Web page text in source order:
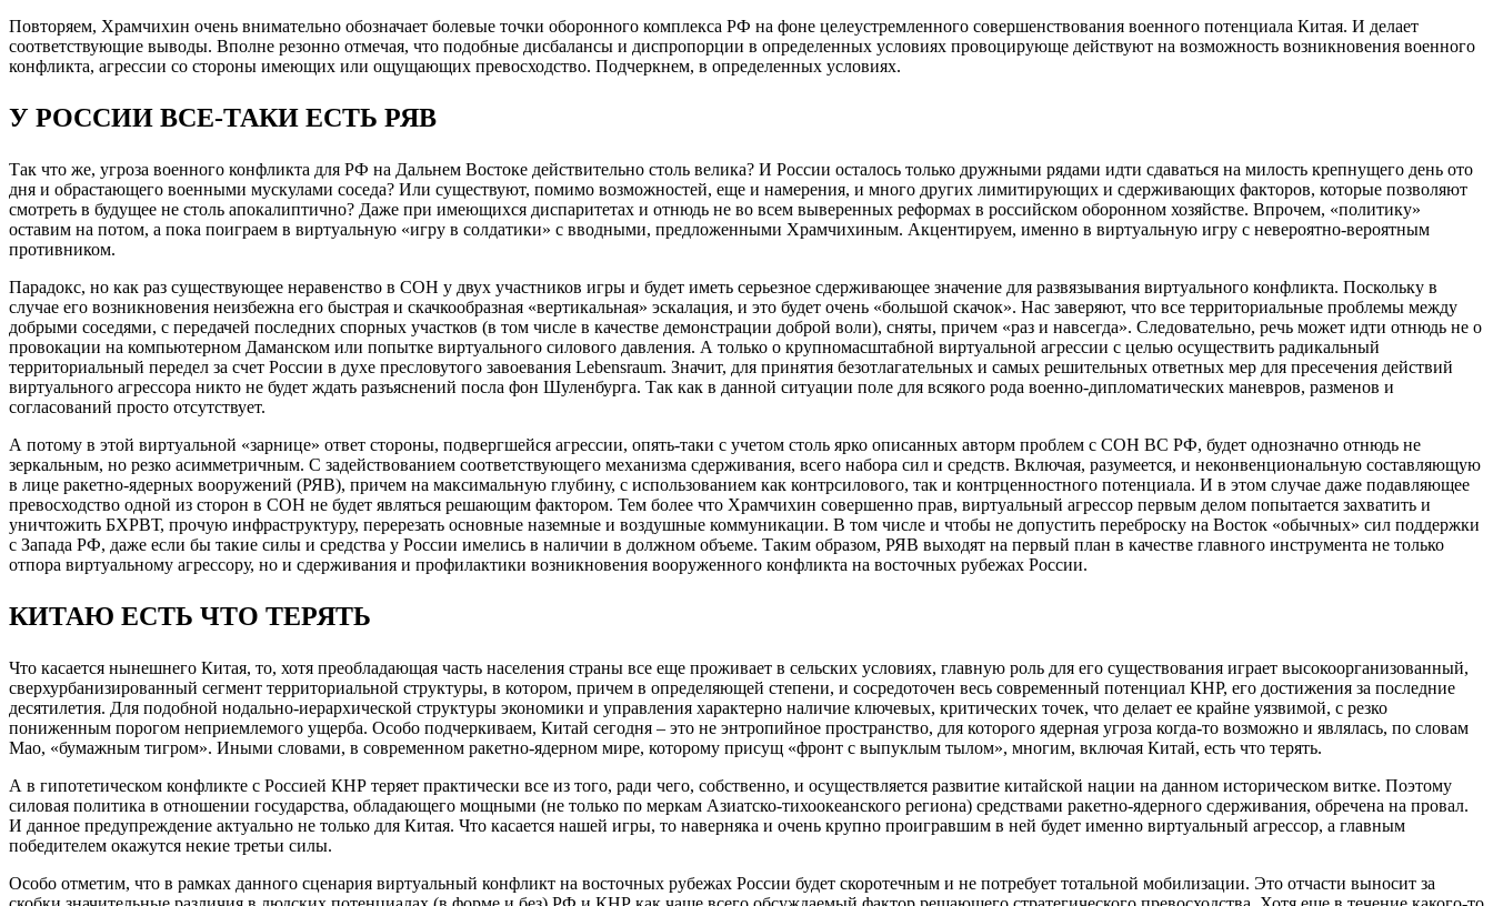
Повторяем, Храмчихин очень внимательно обозначает болевые точки оборонного комплекса РФ на фоне целеустремленного совершенствования военного потенциала Китая. И делает
соответствующие выводы. Вполне резонно отмечая, что подобные дисбалансы и диспропорции в определенных условиях провоцирующе действуют на возможность возникновения военного
конфликта, агрессии со стороны имеющих или ощущающих превосходство. Подчеркнем, в определенных условиях.
У РОССИИ ВСЕ-ТАКИ ЕСТЬ РЯВ
Так что же, угроза военного конфликта для РФ на Дальнем Востоке действительно столь велика? И России осталось только дружными рядами идти сдаваться на милость крепнущего день ото
дня и обрастающего военными мускулами соседа? Или существуют, помимо возможностей, еще и намерения, и много других лимитирующих и сдерживающих факторов, которые позволяют
смотреть в будущее не столь апокалиптично? Даже при имеющихся диспаритетах и отнюдь не во всем выверенных реформах в российском оборонном хозяйстве. Впрочем, «политику»
оставим на потом, а пока поиграем в виртуальную «игру в солдатики» с вводными, предложенными Храмчихиным. Акцентируем, именно в виртуальную игру с невероятно-вероятным
противником.
Парадокс, но как раз существующее неравенство в СОН у двух участников игры и будет иметь серьезное сдерживающее значение для развязывания виртуального конфликта. Поскольку в
случае его возникновения неизбежна его быстрая и скачкообразная «вертикальная» эскалация, и это будет очень «большой скачок». Нас заверяют, что все территориальные проблемы между
добрыми соседями, с передачей последних спорных участков (в том числе в качестве демонстрации доброй воли), сняты, причем «раз и навсегда». Следовательно, речь может идти отнюдь не о
провокации на компьютерном Даманском или попытке виртуального силового давления. А только о крупномасштабной виртуальной агрессии с целью осуществить радикальный
территориальный передел за счет России в духе пресловутого завоевания Lebensraum. Значит, для принятия безотлагательных и самых решительных ответных мер для пресечения действий
виртуального агрессора никто не будет ждать разъяснений посла фон Шуленбурга. Так как в данной ситуации поле для всякого рода военно-дипломатических маневров, разменов и
согласований просто отсутствует.
А потому в этой виртуальной «зарнице» ответ стороны, подвергшейся агрессии, опять-таки с учетом столь ярко описанных авторм проблем с СОН ВС РФ, будет однозначно отнюдь не
зеркальным, но резко асимметричным. С задействованием соответствующего механизма сдерживания, всего набора сил и средств. Включая, разумеется, и неконвенциональную составляющую
в лице ракетно-ядерных вооружений (РЯВ), причем на максимальную глубину, с использованием как контрсилового, так и контрценностного потенциала. И в этом случае даже подавляющее
превосходство одной из сторон в СОН не будет являться решающим фактором. Тем более что Храмчихин совершенно прав, виртуальный агрессор первым делом попытается захватить и
уничтожить БХРВТ, прочую инфраструктуру, перерезать основные наземные и воздушные коммуникации. В том числе и чтобы не допустить переброску на Восток «обычных» сил поддержки
с Запада РФ, даже если бы такие силы и средства у России имелись в наличии в должном объеме. Таким образом, РЯВ выходят на первый план в качестве главного инструмента не только
отпора виртуальному агрессору, но и сдерживания и профилактики возникновения вооруженного конфликта на восточных рубежах России.
КИТАЮ ЕСТЬ ЧТО ТЕРЯТЬ
Что касается нынешнего Китая, то, хотя преобладающая часть населения страны все еще проживает в сельских условиях, главную роль для его существования играет высокоорганизованный,
сверхурбанизированный сегмент территориальной структуры, в котором, причем в определяющей степени, и сосредоточен весь современный потенциал КНР, его достижения за последние
десятилетия. Для подобной нодально-иерархической структуры экономики и управления характерно наличие ключевых, критических точек, что делает ее крайне уязвимой, с резко
пониженным порогом неприемлемого ущерба. Особо подчеркиваем, Китай сегодня – это не энтропийное пространство, для которого ядерная угроза когда-то возможно и являлась, по словам
Мао, «бумажным тигром». Иными словами, в современном ракетно-ядерном мире, которому присущ «фронт с выпуклым тылом», многим, включая Китай, есть что терять.
А в гипотетическом конфликте с Россией КНР теряет практически все из того, ради чего, собственно, и осуществляется развитие китайской нации на данном историческом витке. Поэтому
силовая политика в отношении государства, обладающего мощными (не только по меркам Азиатско-тихоокеанского региона) средствами ракетно-ядерного сдерживания, обречена на провал.
И данное предупреждение актуально не только для Китая. Что касается нашей игры, то наверняка и очень крупно проигравшим в ней будет именно виртуальный агрессор, а главным
победителем окажутся некие третьи силы.
Особо отметим, что в рамках данного сценария виртуальный конфликт на восточных рубежах России будет скоротечным и не потребует тотальной мобилизации. Это отчасти выносит за